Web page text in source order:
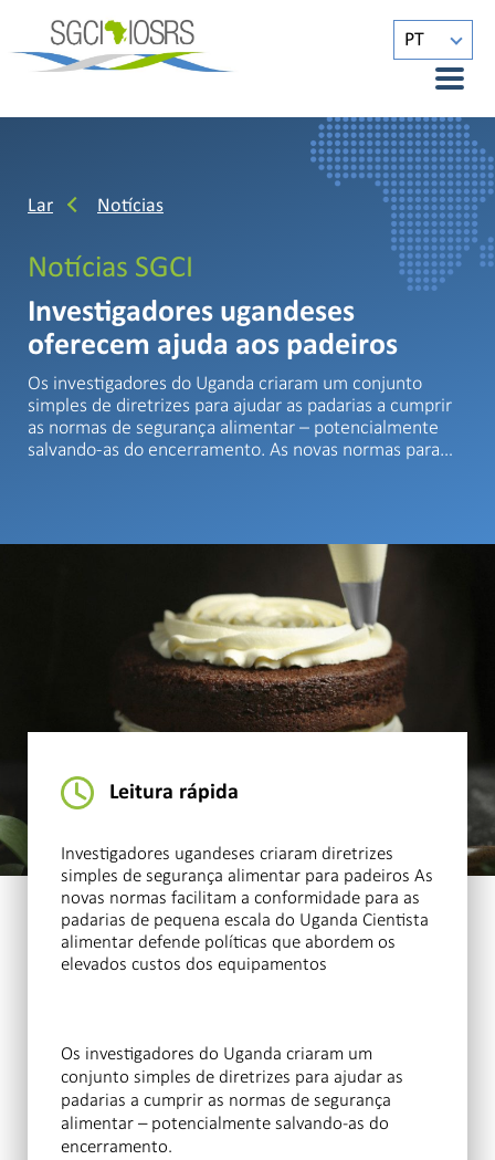
PT
Lar Notícias
Notícias SGCI
Investigadores ugandeses
oferecem ajuda aos padeiros
Os investigadores do Uganda criaram um conjunto
simples de diretrizes para ajudar as padarias a cumprir
as normas de segurança alimentar – potencialmente
salvando-as do encerramento. As novas normas para…
Leitura rápida
Investigadores ugandeses criaram diretrizes
simples de segurança alimentar para padeiros As
novas normas facilitam a conformidade para as
padarias de pequena escala do Uganda Cientista
alimentar defende políticas que abordem os
elevados custos dos equipamentos
Os investigadores do Uganda criaram um
conjunto simples de diretrizes para ajudar as
padarias a cumprir as normas de segurança
alimentar – potencialmente salvando-as do
encerramento.